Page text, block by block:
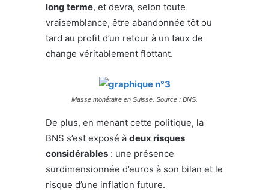
long terme, et devra, selon toute
vraisemblance, être abandonnée tôt ou
tard au profit d’un retour à un taux de
change véritablement flottant.
Masse monétaire en Suisse. Source : BNS.
De plus, en menant cette politique, la
BNS s’est exposé à deux risques
considérables : une présence
surdimensionnée d’euros à son bilan et le
risque d’une inflation future.